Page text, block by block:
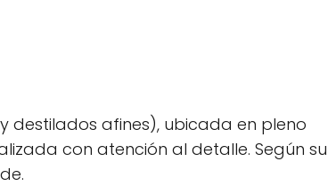
destilados afines), ubicada en pleno
con atención al detalle. Según su